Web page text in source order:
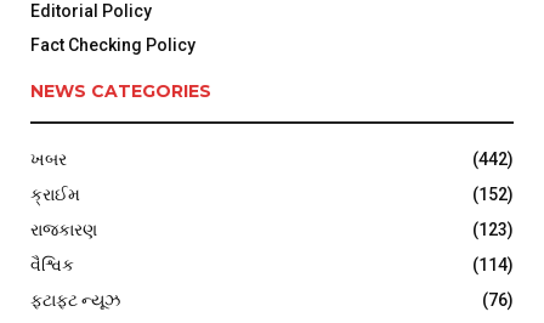
Editorial Policy
Fact Checking Policy
NEWS CATEGORIES
ખબર
(442)
ક્રાઈમ
(152)
રાજકારણ
(123)
વૈશ્વિક
(114)
ફટાફટ ન્યૂઝ
(76)